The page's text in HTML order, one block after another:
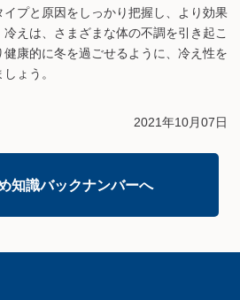
イプと原因をしっかり把握し、より効果
えは、さまざまな体の不調を引き起こ
康的に冬を過ごせるように、冷え性を
ょう。
2021年10月07日
知識バックナンバーへ